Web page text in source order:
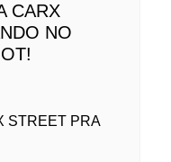
CARX
NO
STREET PRA